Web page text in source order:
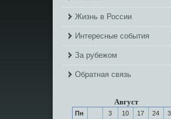
Жизнь в России
Интересные события
За рубежом
Обратная связь
Август
Пн 3 10 17 24